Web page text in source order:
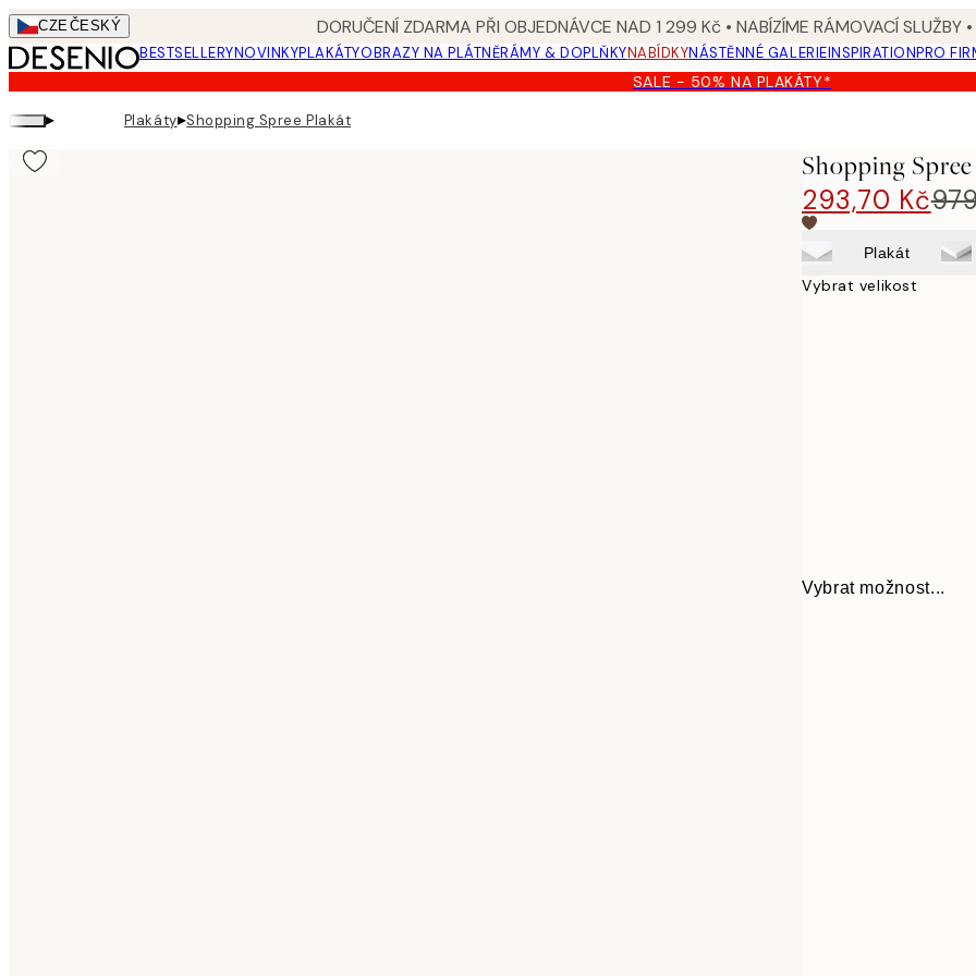
Skip
to
main
content.
CZEČESKÝ DORUČENÍ ZDARMA PŘI OBJEDNÁVCE NAD 1 299 Kč • NABÍZÍME RÁMOVACÍ SLUŽBY
BESTSELLERYNOVINKYPLAKÁTYOBRAZY NA PLÁTNĚRÁMY & DOPLŇKYNABÍDKYNÁSTĚNNÉ GALERIEINSPIRATIONPRO
SALE - 50% NA PLAKÁTY*
▸ Plakáty▸Shopping Spree Plakát
Shopping
293,70 Kč
Plakát
Vybrat velikost
Vybrat možnost...